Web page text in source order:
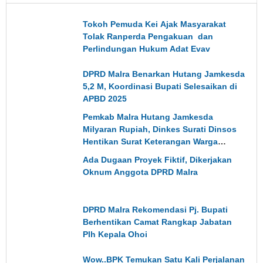
Tokoh Pemuda Kei Ajak Masyarakat
Tolak Ranperda Pengakuan dan
Perlindungan Hukum Adat Evav
DPRD Malra Benarkan Hutang Jamkesda
5,2 M, Koordinasi Bupati Selesaikan di
APBD 2025
Pemkab Malra Hutang Jamkesda
Milyaran Rupiah, Dinkes Surati Dinsos
Hentikan Surat Keterangan Warga
Ada Dugaan Proyek Fiktif, Dikerjakan
Oknum Anggota DPRD Malra
DPRD Malra Rekomendasi Pj. Bupati
Berhentikan Camat Rangkap Jabatan
Plh Kepala Ohoi
Wow..BPK Temukan Satu Kali Perjalanan